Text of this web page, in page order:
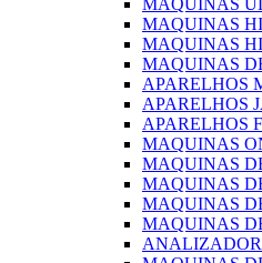
MAQUINAS
MAQUINAS
MAQUINAS
MAQUINAS
APARELHOS
APARELHOS
APARELHOS
MAQUINAS
MAQUINAS
MAQUINAS
MAQUINAS
MAQUINAS
ANALIZADOR